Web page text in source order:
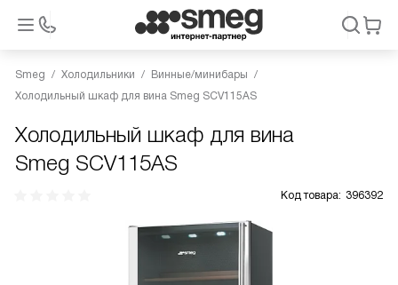
Smeg Холодильники
Винные/минибары
Холодильный шкаф для вина Smeg SCV115AS
Холодильный шкаф для вина
Smeg SCV115AS
Код товара: 396392